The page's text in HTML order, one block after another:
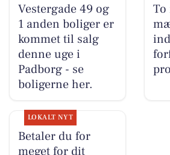
Vestergade 49 og
1 anden boliger er
kommet til salg
denne uge i
Padborg - se
boligerne her.
LOKALT NYT
Betaler du for
meget for dit